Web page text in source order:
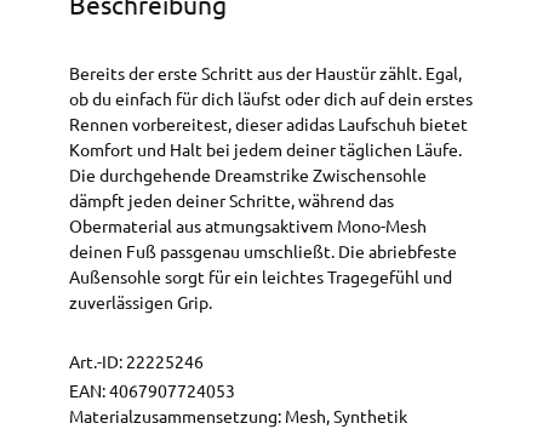
Bereits der erste Schritt aus der Haustür zählt. Egal,
ob du einfach für dich läufst oder dich auf dein erstes
Rennen vorbereitest, dieser adidas Laufschuh bietet
Komfort und Halt bei jedem deiner täglichen Läufe.
Die durchgehende Dreamstrike Zwischensohle
dämpft jeden deiner Schritte, während das
Obermaterial aus atmungsaktivem Mono-Mesh
deinen Fuß passgenau umschließt. Die abriebfeste
Außensohle sorgt für ein leichtes Tragegefühl und
zuverlässigen Grip.
Art.-ID: 22225246
EAN:4067907724053
Materialzusammensetzung: Mesh, Synthetik